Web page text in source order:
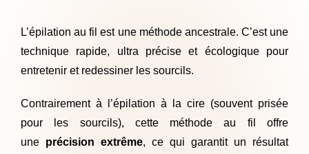
L’épilation au fil est une méthode ancestrale. C’est une
technique rapide, ultra précise et écologique pour
entretenir et redessiner les sourcils.
Contrairement à l’épilation à la cire (souvent prisée
pour les sourcils), cette méthode au fil offre
une précision extrême, ce qui garantit un résultat